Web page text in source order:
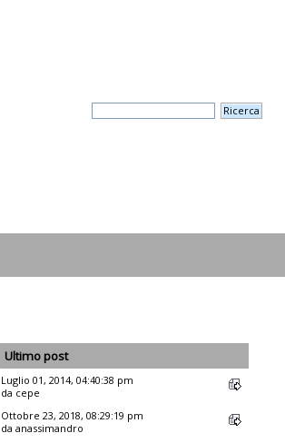
Ultimo post
Luglio 01, 2014, 04:40:38 pm
da cepe
Ottobre 23, 2018, 08:29:19 pm
da anassimandro